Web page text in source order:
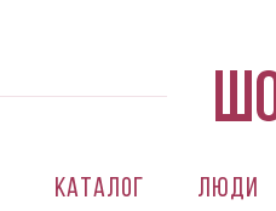
Каталог Люди